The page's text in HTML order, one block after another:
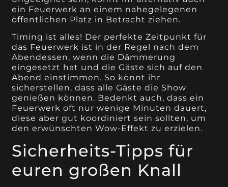
ein Feuerwerk an einem nahegelegenen
öffentlichen Platz in Betracht ziehen.
Timing ist alles! Der perfekte Zeitpunkt für
das Feuerwerk ist in der Regel nach dem
Abendessen, wenn die Dämmerung
eingesetzt hat und die Gäste sich auf den
Abend einstimmen. So könnt ihr
sicherstellen, dass alle Gäste die Show
genießen können. Bedenkt auch, dass ein
Feuerwerk oft nur wenige Minuten dauert,
diese aber gut koordiniert sein sollten, um
den erwünschten Wow-Effekt zu erzielen.
Sicherheits-Tipps für
euren großen Knall